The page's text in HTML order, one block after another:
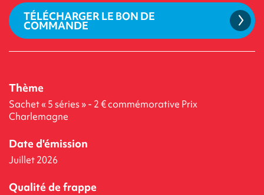
TÉLÉCHARGER LE BON DE
COMMANDE
Thème
Sachet « 5 séries » - 2 € commémorative Prix
Charlemagne
Date d'émission
Juillet 2026
Qualité de frappe